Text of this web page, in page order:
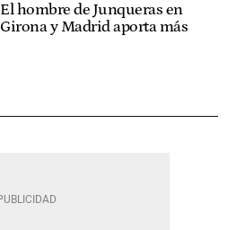
El hombre de Junqueras en
Girona y Madrid aporta más